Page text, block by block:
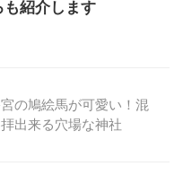
紹介します
の鳩絵馬が可愛い！混
出来る穴場な神社